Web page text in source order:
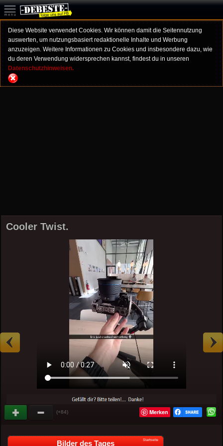
Diese Website verwendet Cookies. Wir können damit die Seitennutzung
auswerten, um nutzungsbasiert redaktionelle Inhalte und Werbung
anzuzeigen. Weitere Informationen zu Cookies und insbesondere dazu, wie
du deren Verwendung widersprechen kannst, findest du in unseren
Datenschutzhinweisen.
Cooler Twist.
(+84) Merken
Bilder des Tages Startseite